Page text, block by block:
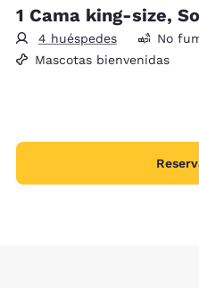
1 Cama king-size,
4 huéspedes
No
Mascotas bienvenidas